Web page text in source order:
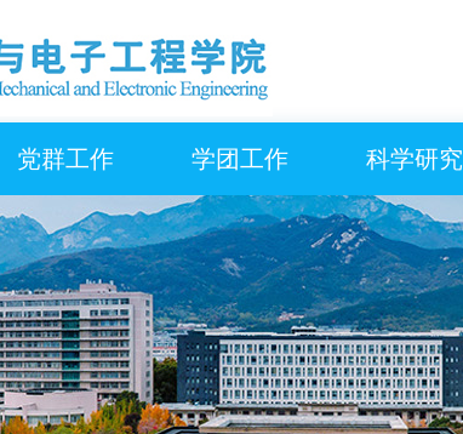
党群工作 学团工作 科学研究